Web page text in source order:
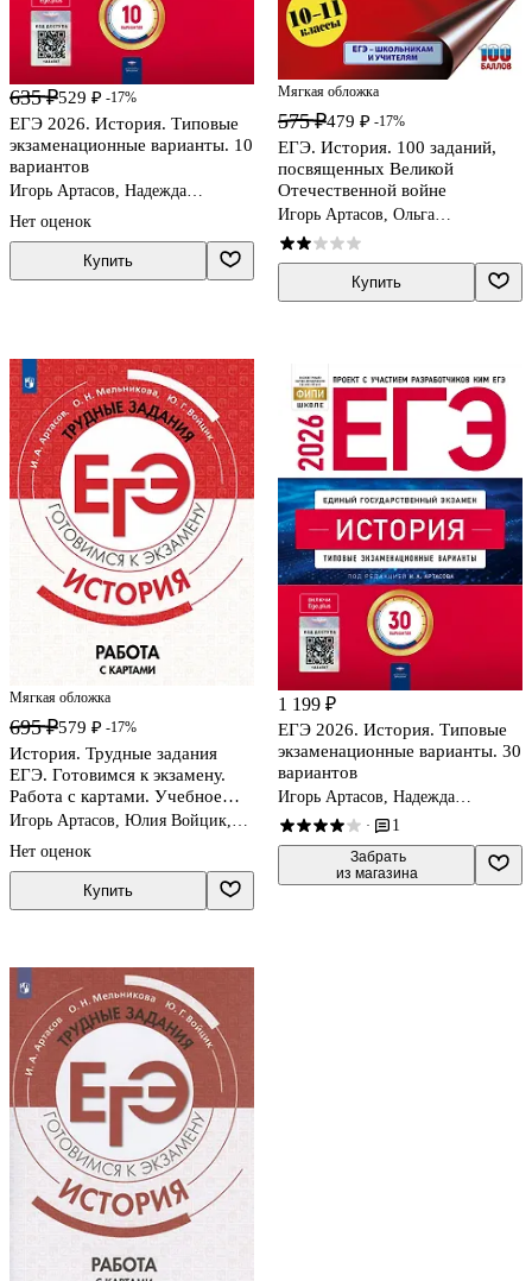
635 ₽529 ₽ -17%
ЕГЭ 2026. История. Типовые
экзаменационные варианты. 10
вариантов
Игорь Артасов, Надежда
Нет оценок
Купить
Мягкая обложка
575 ₽479 ₽ -17%
ЕГЭ. История. 100 заданий,
посвященных Великой
Отечественной войне
Игорь Артасов, Ольга
Мельникова, Ян Соловьёв
Купить
Мягкая обложка
695 ₽579 ₽ -17%
История. Трудные задания
ЕГЭ. Готовимся к экзамену.
Работа с картами. Учебное
пособие
Игорь Артасов, Юлия Войцик,
Нет оценок
Купить
1 199 ₽
ЕГЭ 2026. История. Типовые
экзаменационные варианты. 30
вариантов
Игорь Артасов, Надежда
Крицкая, Ольга Мельникова
· 1
Забрать
из магазина